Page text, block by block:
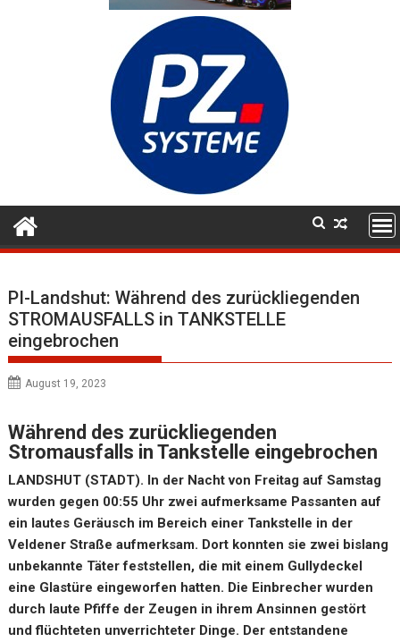
PI-Landshut: Während des zurückliegenden
STROMAUSFALLS in TANKSTELLE
eingebrochen
August 19, 2023
Während des zurückliegenden
Stromausfalls in Tankstelle eingebrochen
LANDSHUT (STADT). In der Nacht von Freitag auf Samstag
wurden gegen 00:55 Uhr zwei aufmerksame Passanten auf
ein lautes Geräusch im Bereich einer Tankstelle in der
Veldener Straße aufmerksam. Dort konnten sie zwei bislang
unbekannte Täter feststellen, die mit einem Gullydeckel
eine Glastüre eingeworfen hatten. Die Einbrecher wurden
durch laute Pfiffe der Zeugen in ihrem Ansinnen gestört
und flüchteten unverrichteter Dinge. Der entstandene